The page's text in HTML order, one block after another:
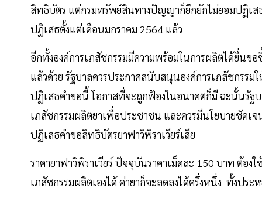
สิทธิบัตร แต่กรมทรัพย์สินทางปัญญาก็ยึกยักไม่ยอมปฏิเส
ปฏิเสธตั้งแต่เดือนมกราคม 2564 แล้ว
อีกทั้งองค์การเภสัชกรรมมีความพร้อมในการผลิตได้ยื่น
แล้วด้วย รัฐบาลควรประกาศสนับสนุนองค์การเภสัชกรร
ปฏิเสธคำขอนี้ โอกาสที่จะถูกฟ้องในอนาคตก็มี ฉะนั้นรัฐ
เภสัชกรรมผลิตยาเพื่อประชาชน และควรมีนโยบายชัด
ปฏิเสธคำขอสิทธิบัตรยาฟาวิพิราเวียร์เสีย
ราคายาฟาวิพิราเวียร์ ปัจจุบันราคาเม็ดละ 150 บาท ต้อ
เภสัชกรรมผลิตเองได้ ค่ายาก็จะลดลงได้ครึ่งหนึ่ง ทั้งปร